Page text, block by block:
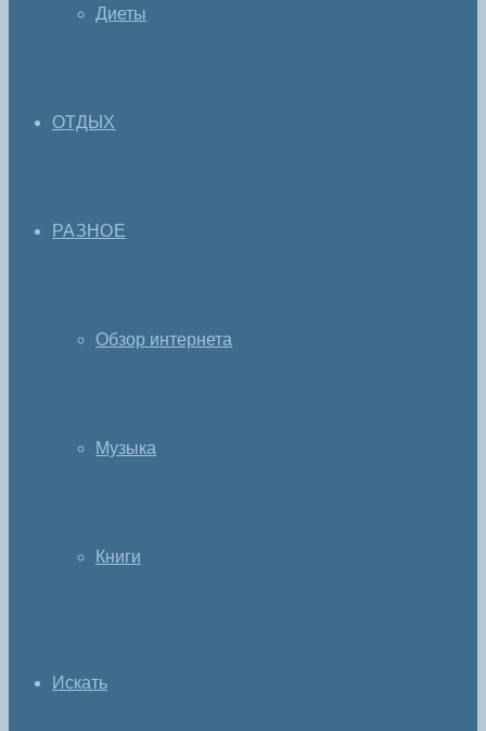
Диеты
ОТДЫХ
РАЗНОЕ
Обзор интернета
Музыка
Книги
Искать